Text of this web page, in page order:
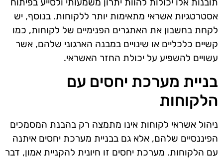
אסטרטגיות אשראי מתאימות יותר ללקוחות. בנוסף, יש
לקחת בחשבון את האתגרים הפנימיים של לקוחות, כמו
קשיים כלכליים או שינויים במבנה הארגוני שלהם, אשר
עשויים להשפיע על יכולת החזר האשראי.
בניית מערכת יחסים עם
הלקוחות
ניהול אשראי לקוחות אינו מתמצה רק בהבנת המסמכים
הפיננסיים שלהם, אלא גם בבניית מערכת יחסים איתנה
עם הלקוחות. מערכת יחסים זו חיונית להקניית אמון, דבר